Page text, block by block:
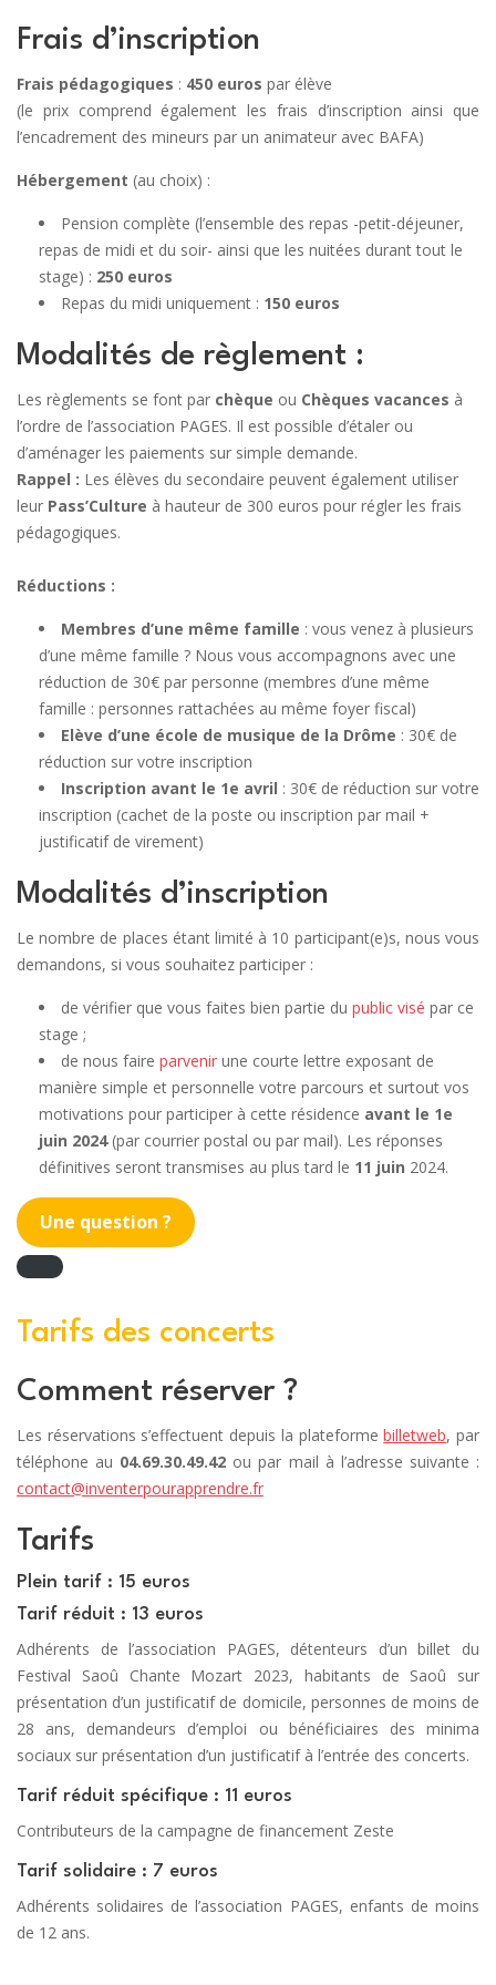
Frais d’inscription
Frais pédagogiques : 450 euros par élève
(le prix comprend également les frais d’inscription ainsi que
l’encadrement des mineurs par un animateur avec BAFA)
Hébergement (au choix) :
Pension complète (l’ensemble des repas -petit-déjeuner,
repas de midi et du soir- ainsi que les nuitées durant tout le
stage) : 250 euros
Repas du midi uniquement : 150 euros
Modalités de règlement :
Les règlements se font par chèque ou Chèques vacances à
l’ordre de l’association PAGES. Il est possible d’étaler ou
d’aménager les paiements sur simple demande.
Rappel : Les élèves du secondaire peuvent également utiliser
leur Pass’Culture à hauteur de 300 euros pour régler les frais
pédagogiques.
Réductions :
Membres d’une même famille : vous venez à plusieurs
d’une même famille ? Nous vous accompagnons avec une
réduction de 30€ par personne (membres d’une même
famille : personnes rattachées au même foyer fiscal)
Elève d’une école de musique de la Drôme : 30€ de
réduction sur votre inscription
Inscription avant le 1e avril : 30€ de réduction sur votre
inscription (cachet de la poste ou inscription par mail +
justificatif de virement)
Modalités d’inscription
Le nombre de places étant limité à 10 participant(e)s, nous vous
demandons, si vous souhaitez participer :
de vérifier que vous faites bien partie du public visé par ce
stage ;
de nous faire parvenir une courte lettre exposant de
manière simple et personnelle votre parcours et surtout vos
motivations pour participer à cette résidence avant le 1e
juin 2024(par courrier postal ou par mail). Les réponses
définitives seront transmises au plus tard le 11 juin 2024.
Une question ?
Tarifs des concerts
Comment réserver ?
Les réservations s’effectuent depuis la plateformebilletweb, par
téléphone au 04.69.30.49.42 ou par mail à l’adresse suivante :
contact@inventerpourapprendre.fr
Tarifs
Plein tarif : 15 euros
Tarif réduit : 13 euros
Adhérents de l’association PAGES, détenteurs d’un billet du
Festival Saoû Chante Mozart 2023, habitants de Saoû sur
présentation d’un justificatif de domicile, personnes de moins de
28 ans, demandeurs d’emploi ou bénéficiaires des minima
sociaux sur présentation d’un justificatif à l’entrée des concerts.
Tarif réduit spécifique : 11 euros
Contributeurs de la campagne de financement Zeste
Tarif solidaire : 7 euros
Adhérents solidaires de l’association PAGES, enfants de moins
de 12 ans.